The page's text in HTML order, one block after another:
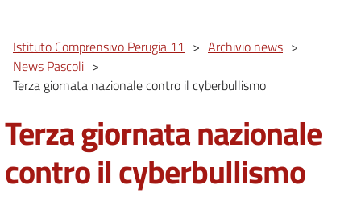
Istituto Comprensivo Perugia 11 > Archivio news >
News Pascoli >
Terza giornata nazionale contro il cyberbullismo
Terza giornata nazionale
contro il cyberbullismo